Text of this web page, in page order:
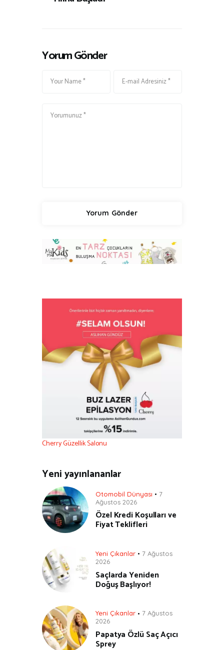
Yorum Gönder
Cherry Güzellik Salonu
Yeni yayınlananlar
Otomobil Dünyası
7
Ağustos 2026
Özel Kredi Koşulları ve
Fiyat Teklifleri
Yeni Çıkanlar
7 Ağustos
2026
Saçlarda Yeniden
Doğuş Başlıyor!
Yeni Çıkanlar
7 Ağustos
2026
Papatya Özlü Saç Açıcı
Sprey